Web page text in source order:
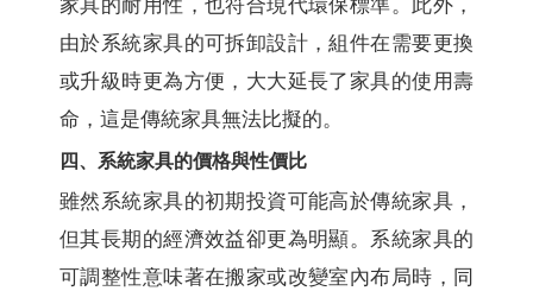
家具的耐用性，也符合現代環保標準。此外，
由於系統家具的可拆卸設計，組件在需要更換
或升級時更為方便，大大延長了家具的使用壽
命，這是傳統家具無法比擬的。
四、系統家具的價格與性價比
雖然系統家具的初期投資可能高於傳統家具，
但其長期的經濟效益卻更為明顯。系統家具的
可調整性意味著在搬家或改變室內布局時，同